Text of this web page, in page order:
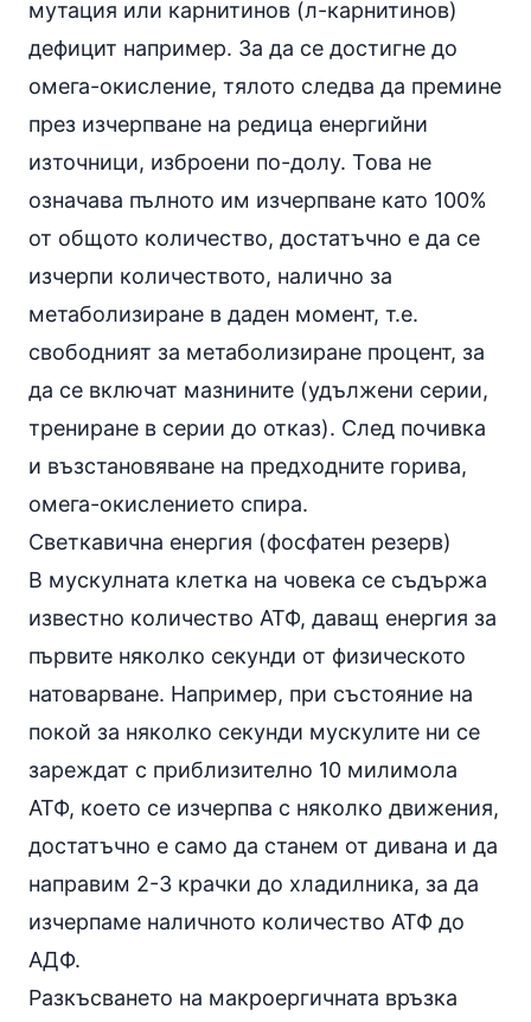
мутация или карнитинов (л-карнитинов)
дефицит например. За да се достигне до
омега-окисление, тялото следва да премине
през изчерпване на редица енергийни
източници, изброени по-долу. Това не
означава пълното им изчерпване като 100%
от общото количество, достатъчно е да се
изчерпи количеството, налично за
метаболизиране в даден момент, т.е.
свободният за метаболизиране процент, за
да се включат мазнините (удължени серии,
трениране в серии до отказ). След почивка
и възстановяване на предходните горива,
омега-окислението спира.
Светкавична енергия (фосфатен резерв)
В мускулната клетка на човека се съдържа
известно количество АТФ, даващ енергия за
първите няколко секунди от физическото
натоварване. Например, при състояние на
покой за няколко секунди мускулите ни се
зареждат с приблизително 10 милимола
АТФ, което се изчерпва с няколко движения,
достатъчно е само да станем от дивана и да
направим 2-3 крачки до хладилника, за да
изчерпаме наличното количество АТФ до
АДФ.
Разкъсването на макроергичната връзка